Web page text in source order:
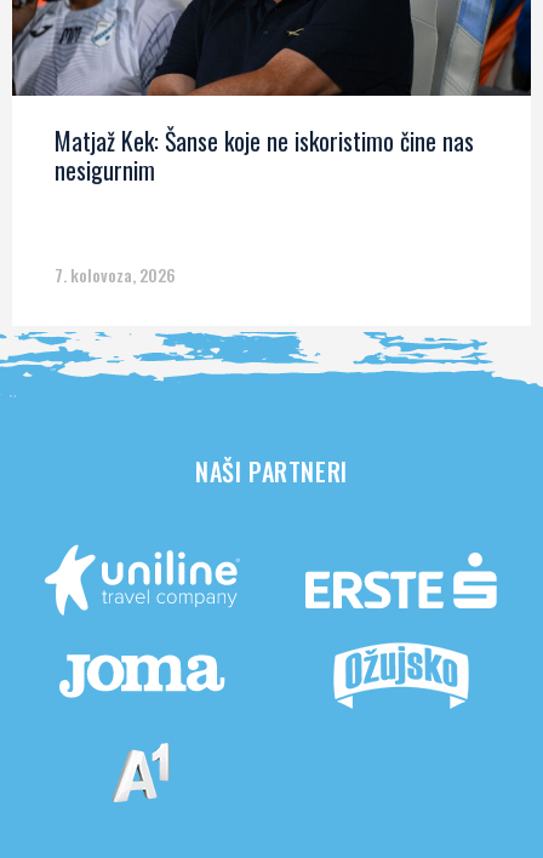
Matjaž Kek: Šanse koje ne iskoristimo čine nas
nesigurnim
7. kolovoza, 2026
NAŠI PARTNERI